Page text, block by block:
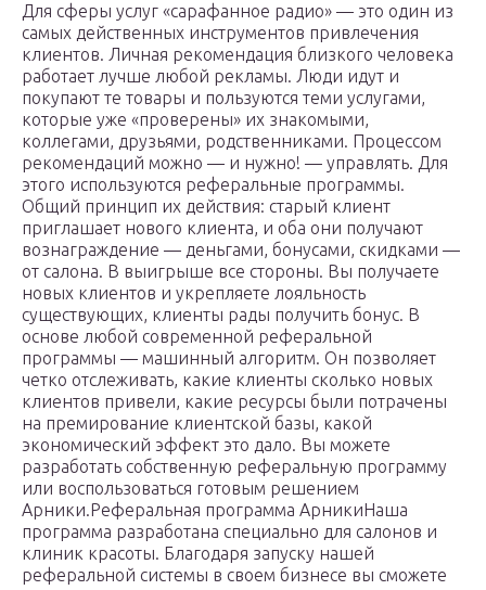
Для сферы услуг «сарафанное радио» — это один из
самых действенных инструментов привлечения
клиентов. Личная рекомендация близкого человека
работает лучше любой рекламы. Люди идут и
покупают те товары и пользуются теми услугами,
которые уже «проверены» их знакомыми,
коллегами, друзьями, родственниками. Процессом
рекомендаций можно — и нужно! — управлять. Для
этого используются реферальные программы.
Общий принцип их действия: старый клиент
приглашает нового клиента, и оба они получают
вознаграждение — деньгами, бонусами, скидками —
от салона. В выигрыше все стороны. Вы получаете
новых клиентов и укрепляете лояльность
существующих, клиенты рады получить бонус. В
основе любой современной реферальной
программы — машинный алгоритм. Он позволяет
четко отслеживать, какие клиенты сколько новых
клиентов привели, какие ресурсы были потрачены
на премирование клиентской базы, какой
экономический эффект это дало. Вы можете
разработать собственную реферальную программу
или воспользоваться готовым решением
Арники.Реферальная программа АрникиНаша
программа разработана специально для салонов и
клиник красоты. Благодаря запуску нашей
реферальной системы в своем бизнесе вы сможете